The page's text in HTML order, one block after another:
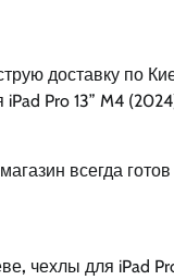
доставку по
Pro 13” M4
всегда
, чехлы для iPad